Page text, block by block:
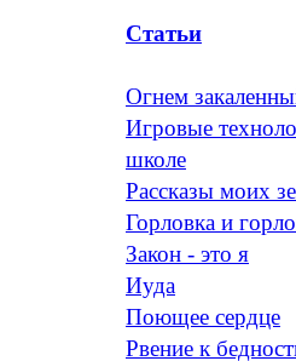
Статьи
Огнем
Игровые
школе
Рассказы моих
Горловка и
Закон - это я
Иуда
Поющее сердце
Рвение к